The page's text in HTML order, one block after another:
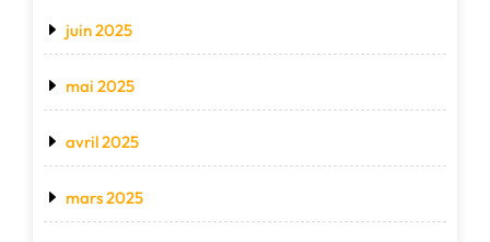
juin 2025
mai 2025
avril 2025
mars 2025